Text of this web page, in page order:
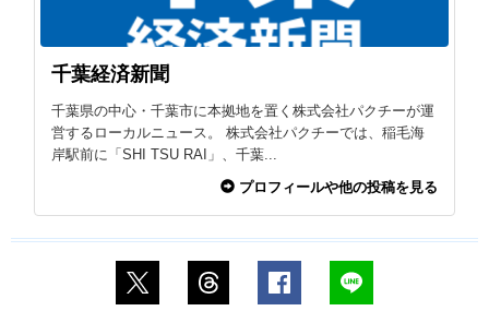
千葉経済新聞
千葉県の中心・千葉市に本拠地を置く株式会社パクチーが運
営するローカルニュース。 株式会社パクチーでは、稲毛海
岸駅前に「SHI TSU RAI」、千葉...
プロフィールや他の投稿を見る